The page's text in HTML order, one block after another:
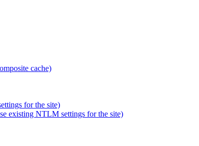
cache)
for the site)
existing NTLM settings for the site)